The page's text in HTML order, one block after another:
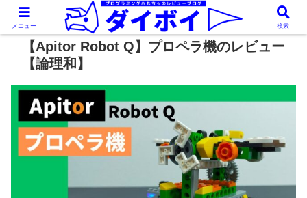
【Apitor Robot Q】プロペラ機のレビュー
【論理和】
メニュー 検索